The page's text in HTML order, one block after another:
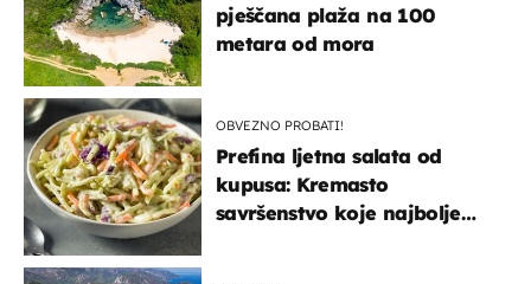
pješčana plaža na 100
metara od mora
OBVEZNO PROBATI!
Prefina ljetna salata od
kupusa: Kremasto
savršenstvo koje najbolje